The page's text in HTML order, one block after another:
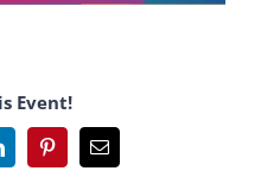
Event!
PinterestEmail